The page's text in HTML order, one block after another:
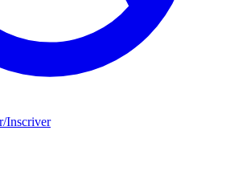
/Inscriver